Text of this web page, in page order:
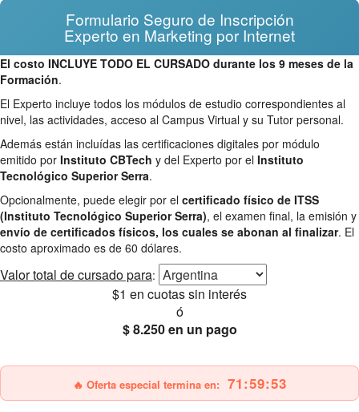
Formulario Seguro de Inscripción
Experto en Marketing por Internet
El costo INCLUYE TODO EL CURSADO durante los 9 meses de la
Formación.
El Experto incluye todos los módulos de estudio correspondientes al
nivel, las actividades, acceso al Campus Virtual y su Tutor personal.
Además están incluídas las certificaciones digitales por módulo
emitido por Instituto CBTech y del Experto por el Instituto
Tecnológico Superior Serra.
Opcionalmente, puede elegir por el certificado físico de ITSS
(Instituto Tecnológico Superior Serra), el examen final, la emisión y
envío de certificados físicos, los cuales se abonan al finalizar. El
costo aproximado es de 60 dólares.
Valor total de cursado para:
$1 en cuotas sin interés
ó
$ 8.250en un pago
🔥 Oferta especial termina en: 71:59:51